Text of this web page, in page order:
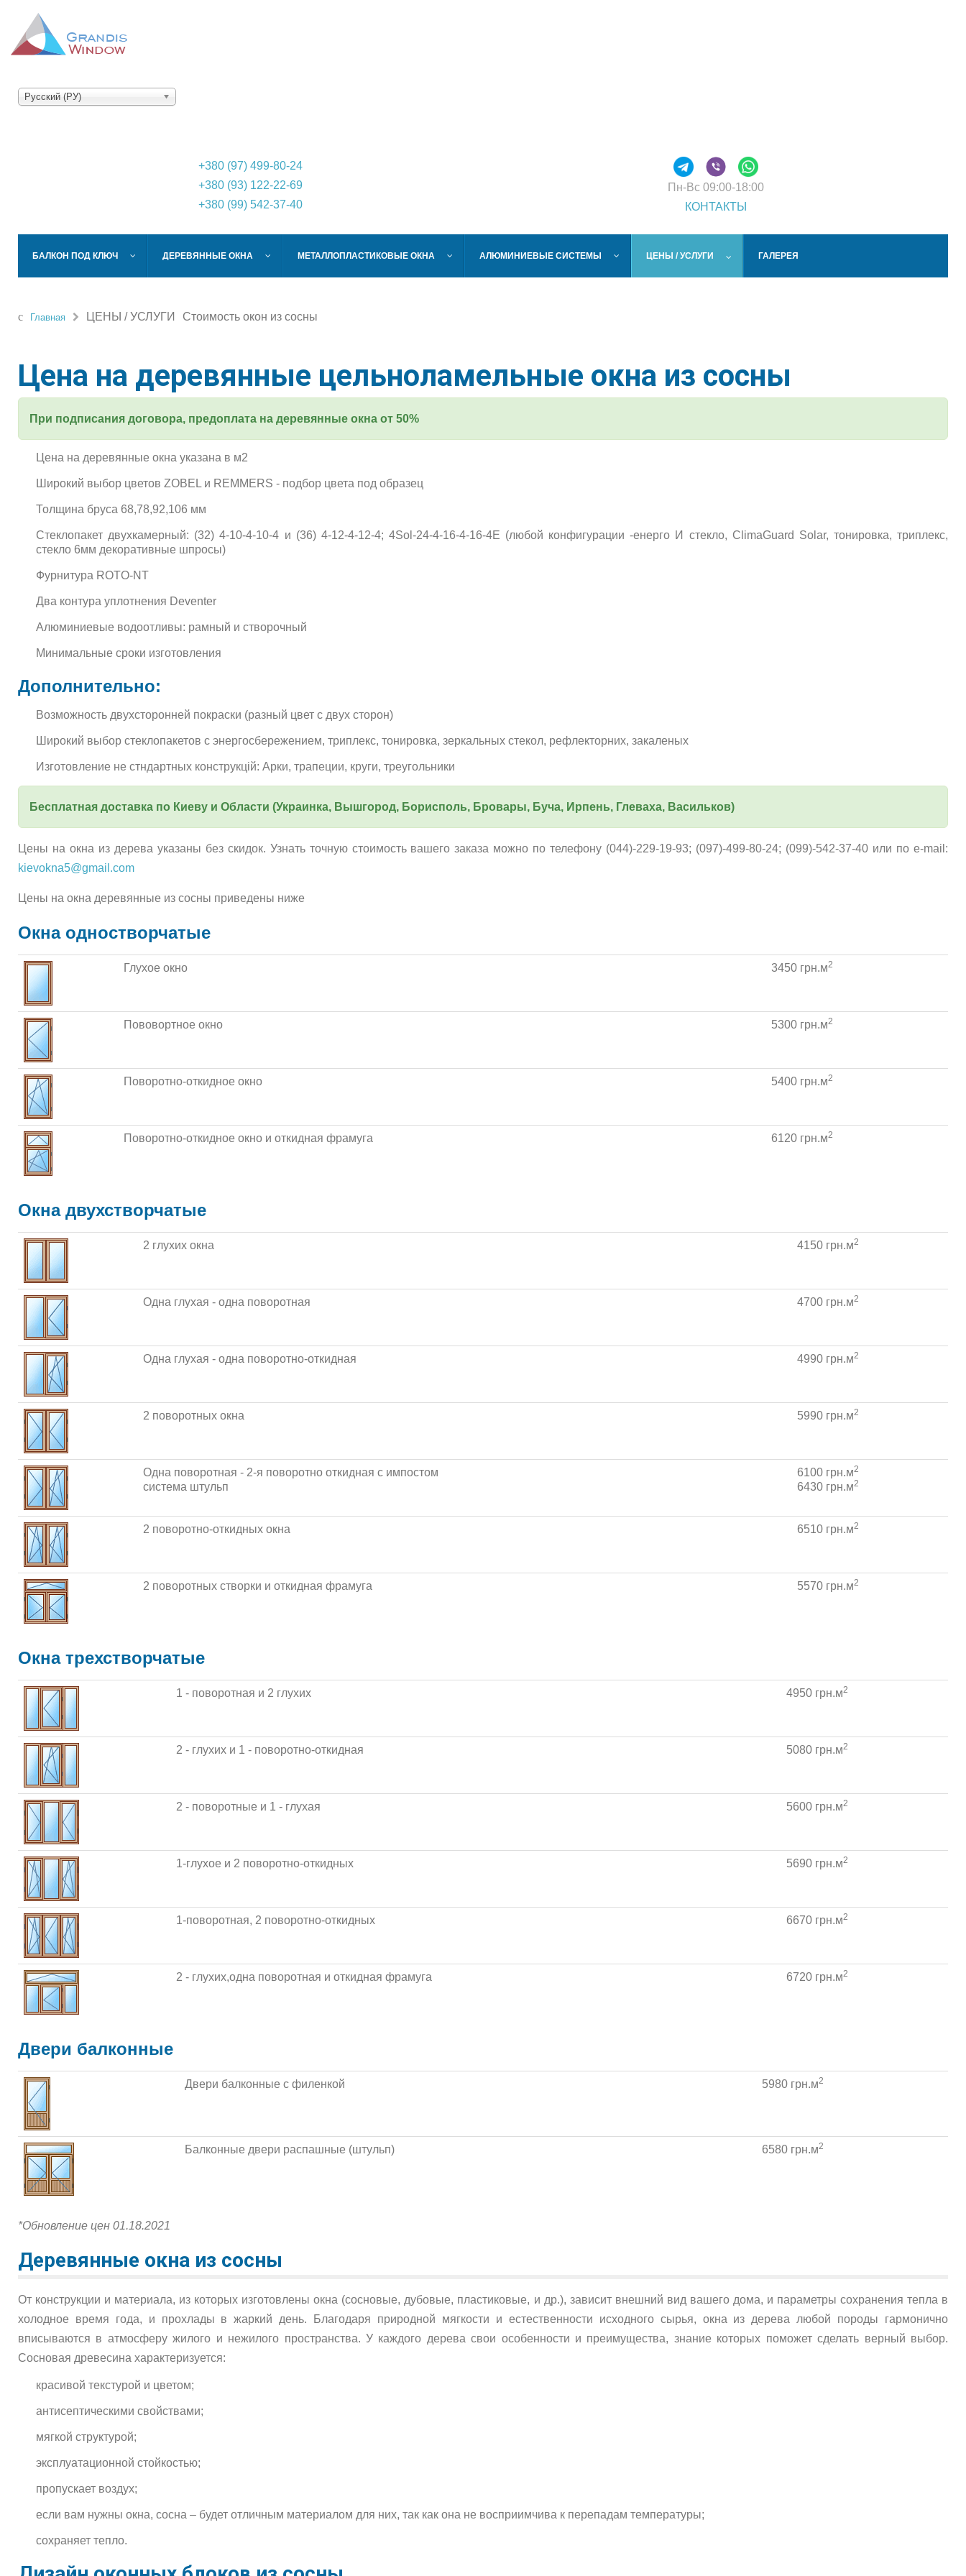
Русский (РУ)
+380 (97) 499-80-24
+380 (93) 122-22-69
+380 (99) 542-37-40
Пн-Вс 09:00-18:00
КОНТАКТЫ
БАЛКОН ПОД КЛЮЧ ДЕРЕВЯННЫЕ ОКНА МЕТАЛЛОПЛАСТИКОВЫЕ ОКНА АЛЮМИНИЕВЫЕ СИСТЕМЫ ЦЕНЫ / УСЛУГИ ГАЛЕРЕЯ
Главная ЦЕНЫ / УСЛУГИ Стоимость окон из сосны
Цена на деревянные цельноламельные окна из сосны
При подписания договора, предоплата на деревянные окна от 50%
Цена на деревянные окна указана в м2
Широкий выбор цветов ZOBEL и REMMERS - подбор цвета под образец
Толщина бруса 68,78,92,106 мм
Стеклопакет двухкамерный: (32) 4-10-4-10-4 и (36) 4-12-4-12-4; 4Sol-24-4-16-4-16-4E (любой конфигурации -енерго И стекло, ClimaGuard Solar, тонировка, триплекс,
cтекло 6мм декоративные шпросы)
Фурнитура ROTO-NT
Два контура уплотнения Deventer
Алюминиевые водоотливы: рамный и створочный
Минимальные сроки изготовления
Дополнительно:
Возможность двухсторонней покраски (разный цвет с двух сторон)
Широкий выбор стеклопакетов с энергосбережением, триплекс, тонировка, зеркальных стекол, рефлекторних, закаленых
Изготовление не стндартных конструкцій: Арки, трапеции, круги, треугольники
Бесплатная доставка по Киеву и Области (Украинка, Вышгород, Борисполь, Бровары, Буча, Ирпень, Глеваха, Васильков)
Цены на окна из дерева указаны без скидок. Узнать точную стоимость вашего заказа можно по телефону (044)-229-19-93; (097)-499-80-24; (099)-542-37-40 или по e-mail:
kievokna5@gmail.com
Цены на окна деревянные из сосны приведены ниже
Окна одностворчатые
Глухое окно 3450 грн.м2
Пововортное окно 5300 грн.м2
Поворотно-откидное окно 5400 грн.м2
Поворотно-откидное окно и откидная фрамуга 6120 грн.м2
Окна двухстворчатые
2 глухих окна 4150 грн.м2
Одна глухая - одна поворотная 4700 грн.м2
Одна глухая - одна поворотно-откидная 4990 грн.м2
2 поворотных окна 5990 грн.м2
Одна поворотная - 2-я поворотно откидная с импостом
система штульп
6100 грн.м2
6430 грн.м2
2 поворотно-откидных окна 6510 грн.м2
2 поворотных створки и откидная фрамуга 5570 грн.м2
Окна трехстворчатые
1 - поворотная и 2 глухих 4950 грн.м2
2 - глухих и 1 - поворотно-откидная 5080 грн.м2
2 - поворотные и 1 - глухая 5600 грн.м2
1-глухое и 2 поворотно-откидных 5690 грн.м2
1-поворотная, 2 поворотно-откидных 6670 грн.м2
2 - глухих,одна поворотная и откидная фрамуга 6720 грн.м2
Двери балконные
Двери балконные с филенкой 5980 грн.м2
Балконные двери распашные (штульп) 6580 грн.м2
*Обновление цен 01.18.2021
Деревянные окна из сосны
От конструкции и материала, из которых изготовлены окна (сосновые, дубовые, пластиковые, и др.), зависит внешний вид вашего дома, и параметры сохранения тепла в
холодное время года, и прохлады в жаркий день. Благодаря природной мягкости и естественности исходного сырья, окна из дерева любой породы гармонично
вписываются в атмосферу жилого и нежилого пространства. У каждого дерева свои особенности и преимущества, знание которых поможет сделать верный выбор.
Сосновая древесина характеризуется:
красивой текстурой и цветом;
антисептическими свойствами;
мягкой структурой;
эксплуатационной стойкостью;
пропускает воздух;
если вам нужны окна, сосна – будет отличным материалом для них, так как она не восприимчива к перепадам температуры;
сохраняет тепло.